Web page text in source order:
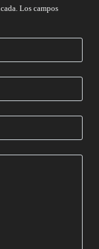
Los campos